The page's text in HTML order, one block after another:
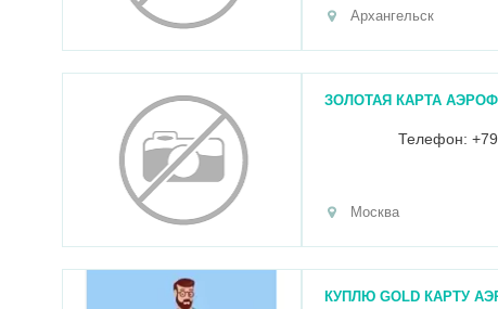
Архангельск
ЗОЛОТАЯ КАРТА
Телефон:
Москва
КУПЛЮ GOLD КАРТУ